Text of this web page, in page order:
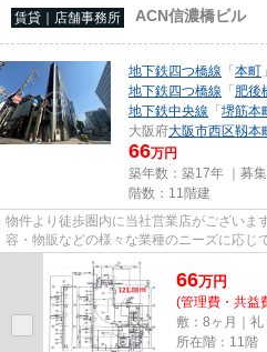
賃貸｜店舗事務所 ACN信濃橋ビル
地下鉄四つ橋線 「本町
地下鉄四つ橋線 「肥後
地下鉄中央線 「堺筋本
大阪府大阪市西区靱本
66万円
築年数：築17年 ｜募集
階数：11階建
物件より徒歩圏内に当社営業店がございま
容・物販などの様々な業種のニーズに応じ
尚、弊社ではおとり広告は一切...
66万円
(管理費・共益
敷：8ヶ月｜礼
所在階：11階